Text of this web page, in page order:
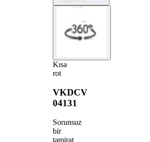
Kısa
rot
VKDCV
04131
Sorunsuz
bir
tamirat